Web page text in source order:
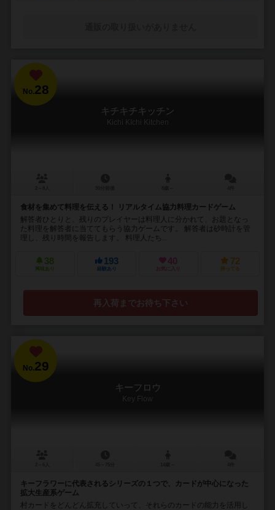
No.28
キチキチキッチン
Kichi KIchi Kitchen
食材を集めて料理を伝える！ リアルタイム協力料理カードゲーム
解答者ひとりと、残りのプレイヤーは料理人に分かれて、お題となっ
た料理を解答者に当ててもらう協力ゲームです。 解答者は砂時計を管
理し、残り時間を報告します。 料理人たち...
38
興味あり
193
経験あり
40
お気に入り
72
持ってる
再入荷までお待ち下さい
No.29
キーフロウ
Key Flow
キーフラワーに代表されるシリーズの１つで、カードが中心になった
拡大生産系ゲーム
村カードをどんどん拡充していって、それらのカードの能力を活用し